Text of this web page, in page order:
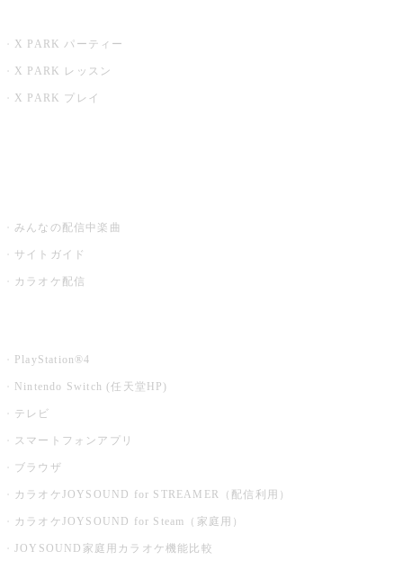
X PARK パーティー
X PARK レッスン
X PARK プレイ
みんなの配信中楽曲
サイトガイド
カラオケ配信
PlayStation®4
Nintendo Switch (任天堂HP)
テレビ
スマートフォンアプリ
ブラウザ
カラオケJOYSOUND for STREAMER（配信利用）
カラオケJOYSOUND for Steam（家庭用）
JOYSOUND家庭用カラオケ機能比較